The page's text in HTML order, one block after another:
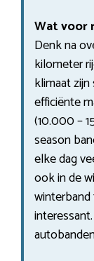
Wat voor
Denk na
kilometer
klimaat
efficiënte
(10.000 –
season
elke dag
ook in de